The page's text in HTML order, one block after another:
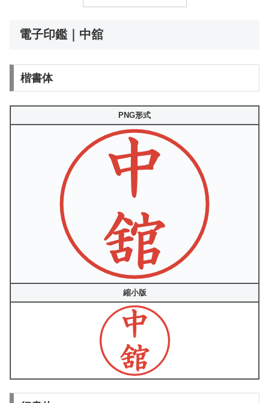
電子印鑑｜中舘
楷書体
PNG形式
縮小版